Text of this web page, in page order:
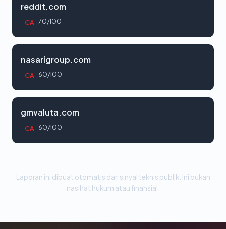
reddit.com
CA 70/100
nasarigroup.com
CA 60/100
gmvaluta.com
CA 60/100
Laporan ini dibuat otomatis dari sinyal teknis publik. Ini bukan
nasihat hukum atau finansial.